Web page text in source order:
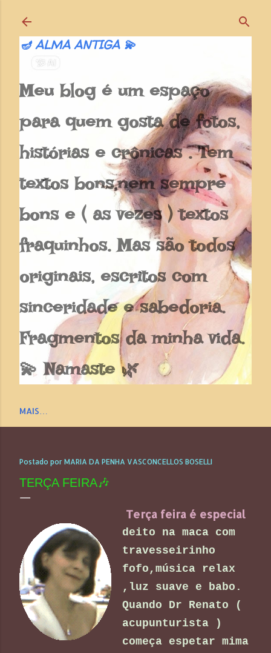
🪔 ALMA ANTIGA 💫
Meu blog é um espaço
para quem gosta de fotos,
histórias e crônicas . Tem
textos bons,nem sempre
bons e ( as vezes ) textos
fraquinhos. Mas são todos
originais, escritos com
sinceridade e sabedoria.
Fragmentos da minha vida.
💫 Namaste 🌿
MAIS…
Postado por MARIA DA PENHA VASCONCELLOS BOSELLI
TERÇA FEIRA🎶
Terça feira é especial
deito na maca com
travesseirinho
fofo,música relax
,luz suave e babo.
Quando Dr Renato (
acupunturista )
começa espetar mima